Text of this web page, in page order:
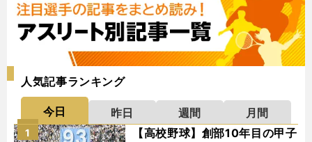
人気記事ランキング
今日 昨日 週間
月間
【高校野球】創部10年目の甲子
1